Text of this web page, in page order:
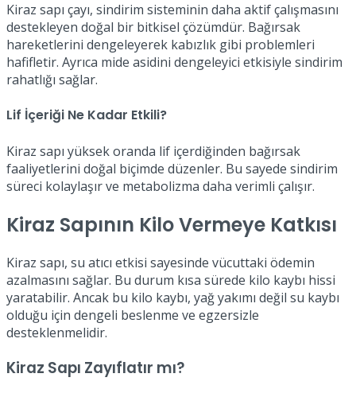
Kiraz sapı çayı, sindirim sisteminin daha aktif çalışmasını
destekleyen doğal bir bitkisel çözümdür. Bağırsak
hareketlerini dengeleyerek kabızlık gibi problemleri
hafifletir. Ayrıca mide asidini dengeleyici etkisiyle sindirim
rahatlığı sağlar.
Lif İçeriği Ne Kadar Etkili?
Kiraz sapı yüksek oranda lif içerdiğinden bağırsak
faaliyetlerini doğal biçimde düzenler. Bu sayede sindirim
süreci kolaylaşır ve metabolizma daha verimli çalışır.
Kiraz Sapının Kilo Vermeye Katkısı
Kiraz sapı, su atıcı etkisi sayesinde vücuttaki ödemin
azalmasını sağlar. Bu durum kısa sürede kilo kaybı hissi
yaratabilir. Ancak bu kilo kaybı, yağ yakımı değil su kaybı
olduğu için dengeli beslenme ve egzersizle
desteklenmelidir.
Kiraz Sapı Zayıflatır mı?